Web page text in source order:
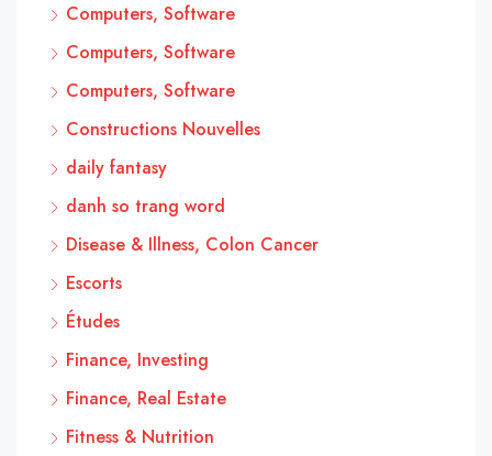
Computers, Software
Computers, Software
Computers, Software
Constructions Nouvelles
daily fantasy
danh so trang word
Disease & Illness, Colon Cancer
Escorts
Études
Finance, Investing
Finance, Real Estate
Fitness & Nutrition